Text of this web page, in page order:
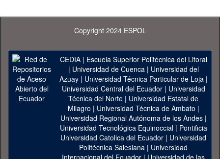
Copyright 2024 ESPOL
CEDIA| Escuela Superior Politécnica del Litoral
| Universidad de Cuenca| Universidad del
Azuay| Universidad Técnica Particular de Loja|
Universidad Central del Ecuador| Universidad
Técnica del Norte | Universidad Estatal de
Milagro | Universidad Técnica de Ambato |
Universidad Regional Autónoma de los Andes|
Universidad Tecnológica Equinoccial| Pontificia
Universidad Catolica del Ecuador | Universidad
Politécnica Salesiana | Universidad
Internacional del Ecuador | Universidad de las